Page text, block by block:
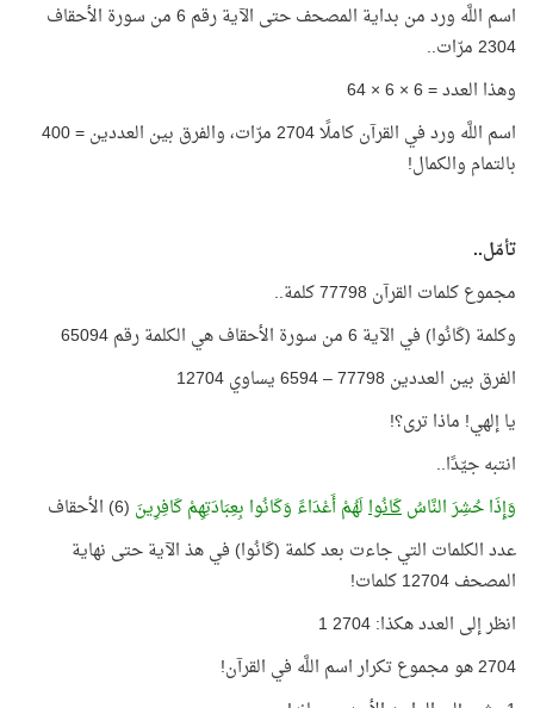
اسم اللَّه ورد من بداية المصحف حتى الآية رقم 6 من سورة الأحقاف
2304 مرّات..
وهذا العدد = 6 × 6 × 64
اسم اللَّه ورد في القرآن كاملًا 2704 مرّات، والفرق بين العددين = 400
بالتمام والكمال!
تأمّل..
مجموع كلمات القرآن 77798 كلمة..
وكلمة (كَانُوا) في الآية 6 من سورة الأحقاف هي الكلمة رقم 65094
الفرق بين العددين 77798 – 6594 يساوي 12704
يا إلهي! ماذا ترى؟!
انتبه جيّدًا..
وَإِذَا حُشِرَ النَّاسُكَانُوالَهُمْ أَعْدَاءً وَكَانُوا بِعِبَادَتِهِمْ كَافِرِينَ (6) الأحقاف
عدد الكلمات التي جاءت بعد كلمة (كَانُوا) في هذ الآية حتى نهاية
المصحف 12704 كلمات!
انظر إلى العدد هكذا: 2704 1
2704 هو مجموع تكرار اسم اللَّه في القرآن!